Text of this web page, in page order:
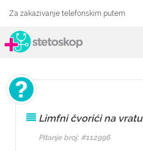
Za zakazivanje telefonskim putem
Limfni čvorići na vratu
Pitanje broj: #112996